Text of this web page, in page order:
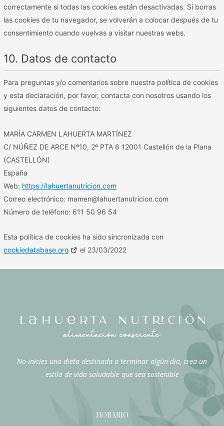
correctamente si todas las cookies están desactivadas. Si borras
las cookies de tu navegador, se volverán a colocar después de tu
consentimiento cuando vuelvas a visitar nuestras webs.
10. Datos de contacto
Para preguntas y/o comentarios sobre nuestra política de cookies
y esta declaración, por favor, contacta con nosotros usando los
siguientes datos de contacto:
MARÍA CARMEN LAHUERTA MARTÍNEZ
C/ NÚÑEZ DE ARCE Nº10, 2º PTA 6 12001 Castellón de la Plana
(CASTELLÓN)
España
Web: https://lahuertanutricion.com
Correo electrónico: moc.noicirtunatreuhal@nemam
Número de teléfono: 611 50 96 54
Esta política de cookies ha sido sincronizada con
cookiedatabase.org
el 23/03/2022
No inicies una dieta destinada a terminar algún día, crea un
estilo de vida saludable que sea sostenible
HORARIO